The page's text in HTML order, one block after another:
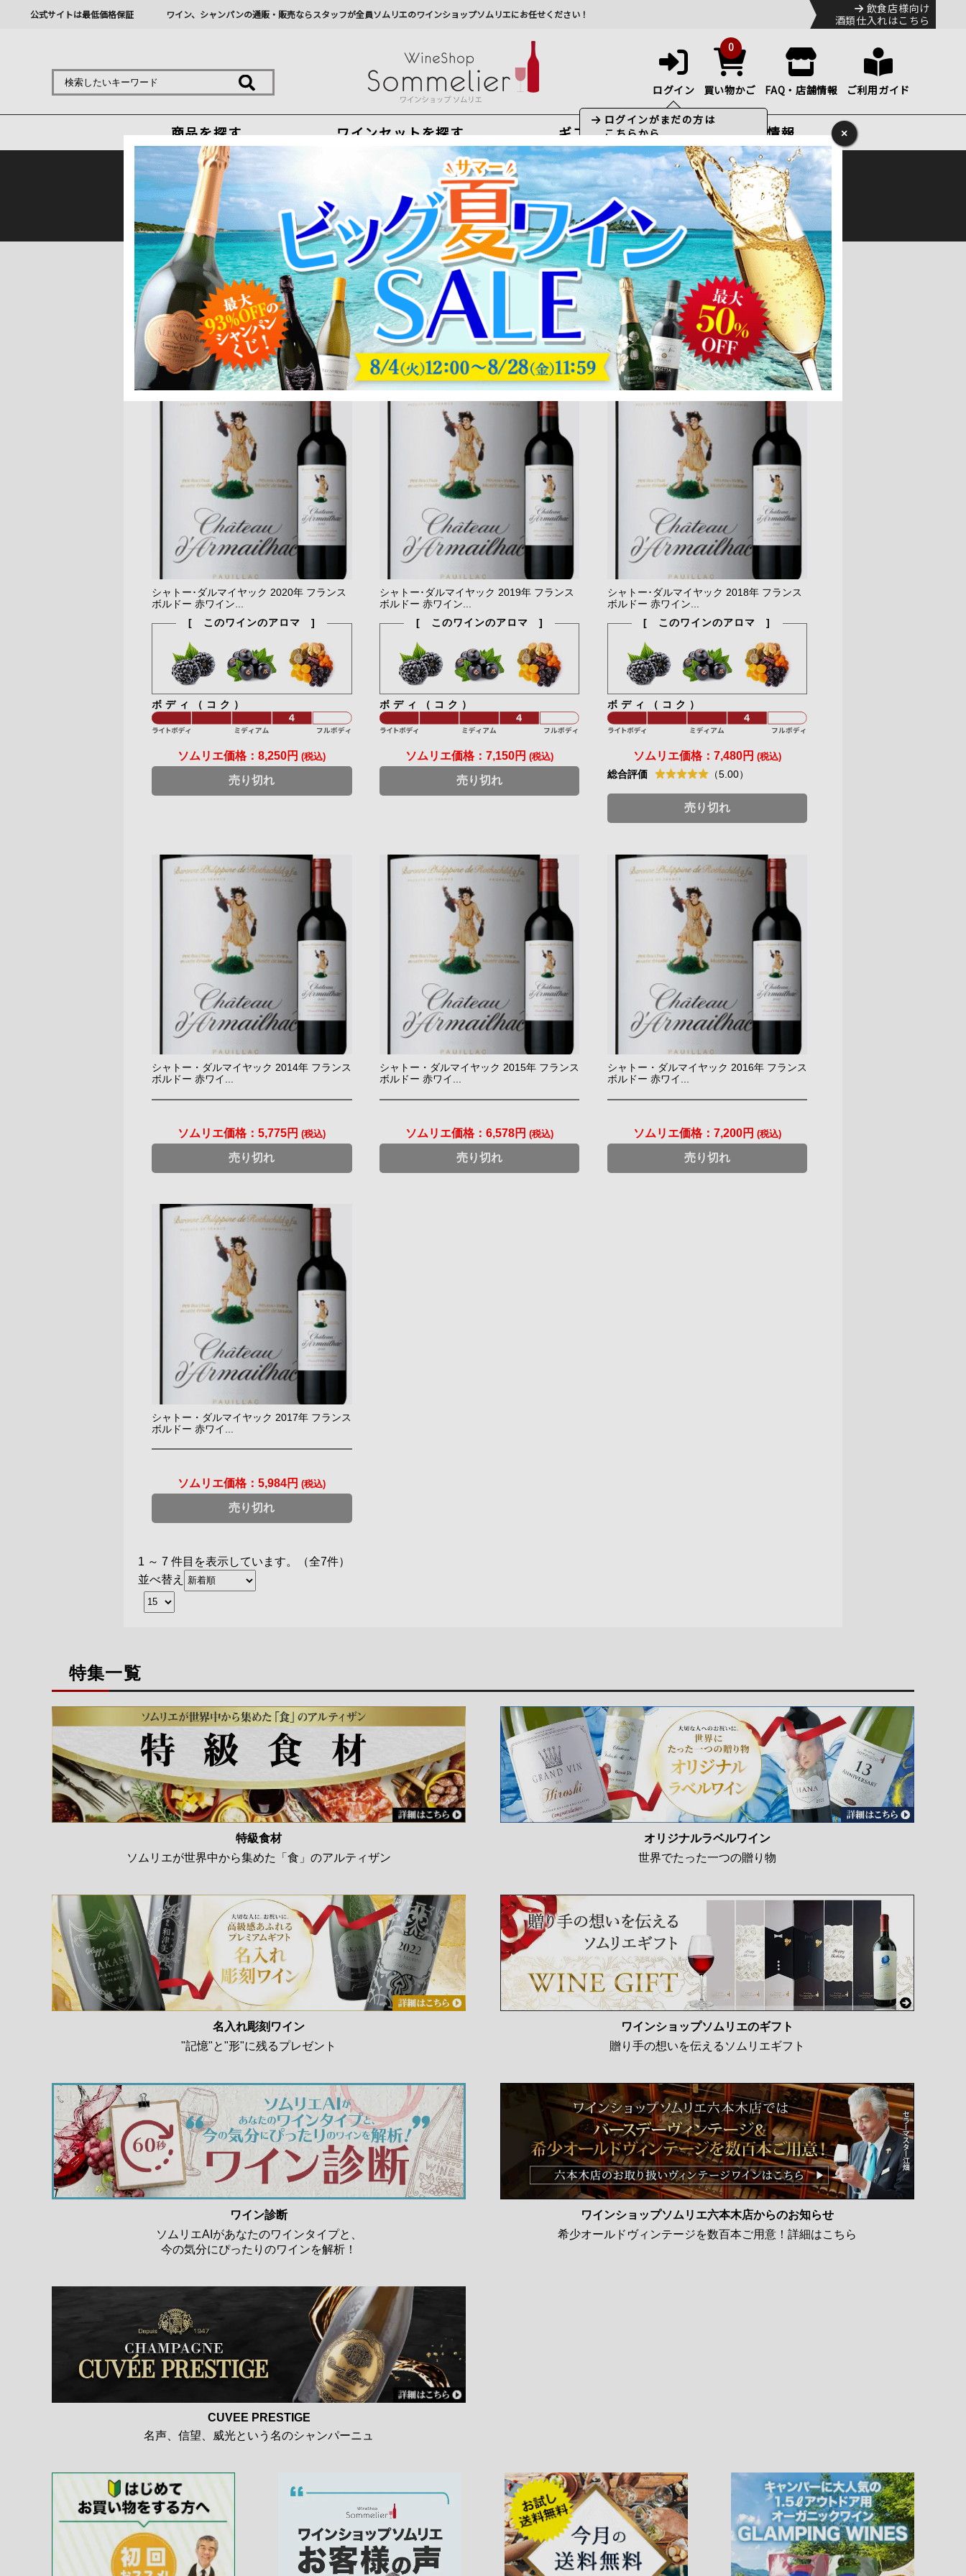
公式サイトは最低価格保証 ワイン、シャンパンの通販・販売ならスタッフが全員ソムリエのワインショップソムリエにお任せください！
飲食店様向け
酒類仕入れはこちら
ログイン
0
買い物かご FAQ・店舗情報 ご利用ガイド
商品を探す ワインセットを探す ギフト 特集・お得情報
今から注文で最短8月6日(木)出荷
最新の出荷スケジュールについてはこちらをクリック
熊本地震の影響により九州への配送に遅れが生じております。最新情報は佐川急便のHPをご確認下さい。
トップ ＞産地で探す ＞フランス ＞ ボルドーワイン ＞ポイヤック ＞シャトー・ダルマイヤック
1 ～ 7 件目を表示しています。（全7件）
並べ替え
在庫切れを除く
シャトー･ダルマイヤック 2020年 フランス
ボルドー 赤ワイン...
[ このワインのアロマ ]
ボディ（コク）
ソムリエ価格：8,250円 (税込)
売り切れ
シャトー･ダルマイヤック 2019年 フランス
ボルドー 赤ワイン...
[ このワインのアロマ ]
ボディ（コク）
ソムリエ価格：7,150円 (税込)
売り切れ
シャトー･ダルマイヤック 2018年 フランス
ボルドー 赤ワイン...
[ このワインのアロマ ]
ボディ（コク）
ソムリエ価格： 7,480円 (税込)
総合評価 （5.00）
売り切れ
シャトー・ダルマイヤック 2014年 フランス
ボルドー 赤ワイ...
ソムリエ価格：5,775円 (税込)
売り切れ
シャトー・ダルマイヤック 2015年 フランス
ボルドー 赤ワイ...
ソムリエ価格：6,578円 (税込)
売り切れ
シャトー・ダルマイヤック 2016年 フランス
ボルドー 赤ワイ...
ソムリエ価格： 7,200円 (税込)
売り切れ
シャトー・ダルマイヤック 2017年 フランス
ボルドー 赤ワイ...
ソムリエ価格：5,984円 (税込)
売り切れ
1 ～ 7 件目を表示しています。（全7件）
並べ替え
特集一覧
特級食材
ソムリエが世界中から集めた「食」のアルティザン
オリジナルラベルワイン
世界でたった一つの贈り物
名入れ彫刻ワイン
"記憶"と"形"に残るプレゼント
ワインショップソムリエのギフト
贈り手の想いを伝えるソムリエギフト
ワイン診断
ソムリエAIがあなたのワインタイプと、
今の気分にぴったりのワインを解析！
ワインショップソムリエ六本木店からのお知らせ
希少オールドヴィンテージを数百本ご用意！詳細はこちら
CUVEE PRESTIGE
名声、信望、威光という名のシャンパーニュ
×